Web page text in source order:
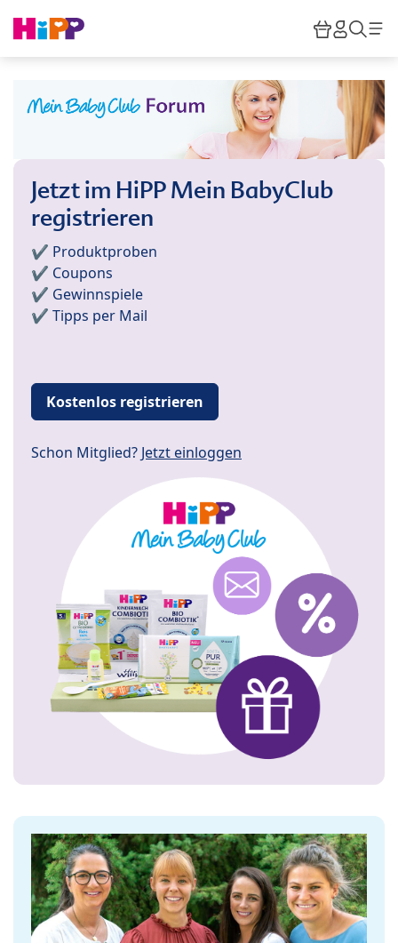
HiPP
Jetzt im HiPP Mein BabyClub
registrieren
✔️ Produktproben
✔️ Coupons
✔️ Gewinnspiele
✔️ Tipps per Mail
Kostenlos registrieren
Schon Mitglied? Jetzt einloggen